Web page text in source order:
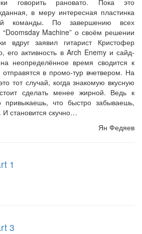
говорить рановато. Пока это
в меру интересная пластинка
команды. По завершению всех
Machine” о своём решении
вдруг заявил гитарист Кристофер
его активность в Arch Enemy и сайд-
неопределённое время сводится к
в промо-тур вчетвером. На
тот случай, когда знакомую вкусную
стоит сделать менее жирной. Ведь к
привыкаешь, что быстро забываешь,
становится скучно…
Ян Федяев
1
3